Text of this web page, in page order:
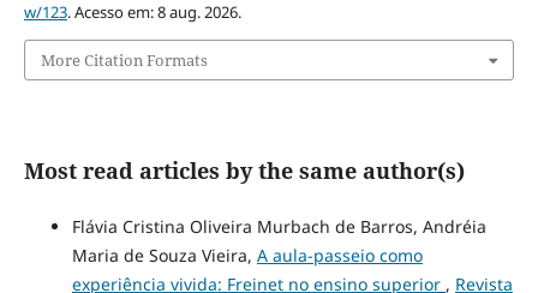
w/123. Acesso em: 8 aug. 2026.
More Citation Formats
Most read articles by the same author(s)
Flávia Cristina Oliveira Murbach de Barros, Andréia
Maria de Souza Vieira, A aula-passeio como
experiência vivida: Freinet no ensino superior , Revista